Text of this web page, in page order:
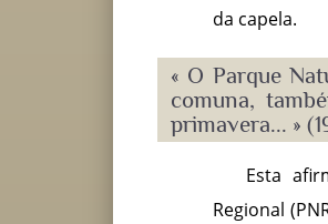
da capela.
« O Parque
comuna,
primavera... »
Esta
Regional